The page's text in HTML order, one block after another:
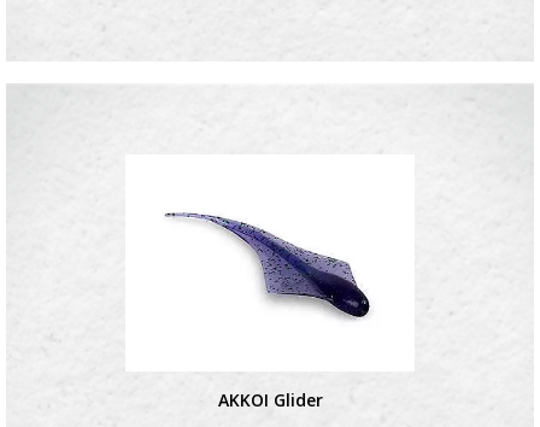
AKKOI Glider